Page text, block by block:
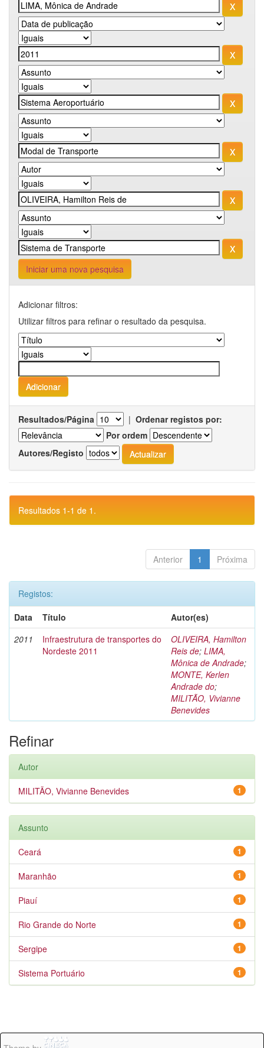
Iniciar uma nova pesquisa
Adicionar filtros:
Utilizar filtros para refinar o resultado da pesquisa.
Resultados/Página | Ordenar registos por:
Por ordem
Autores/Registo
Resultados 1-1 de 1.
Anterior 1 Próxima
Registos:
Data
Título
Autor(es)
2011
Infraestrutura de transportes do
Nordeste 2011
OLIVEIRA, Hamilton
Reis de; LIMA,
Mônica de Andrade;
MONTE, Kerlen
Andrade do;
MILITÃO, Vivianne
Benevides
Refinar
Autor
1
MILITÃO, Vivianne Benevides
Assunto
1
Ceará
1
Maranhão
1
Piauí
1
Rio Grande do Norte
1
Sergipe
1
Sistema Portuário